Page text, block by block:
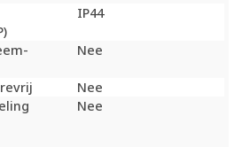
IP44
Nee
Nee
Nee